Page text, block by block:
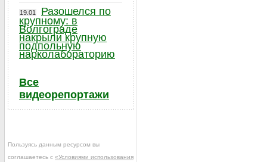
19.01
Разошелся по
крупному: в
Волгограде
накрыли крупную
подпольную
нарколабораторию
Все
видеорепортажи
Пользуясь данным ресурсом вы
соглашаетесь с «Условиями использования